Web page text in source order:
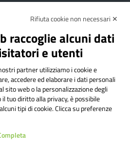
Albo onlinePrivacy Policy
Note Legali
Bricherasio
10064 Bricherasio (TO) | P.E.O.:
| P.E.C.:
| Cod. Meccanografico:
istsc_toic84200d | Codice
Rifiuta cookie non necessari ✕
raccoglie alcuni dati
e utenti
partner utilizziamo i cookie e
accedere ed elaborare i dati personali
sito web o la personalizzazione degli
tuo diritto alla privacy, è possibile
tipi di cookie. Clicca su preferenze